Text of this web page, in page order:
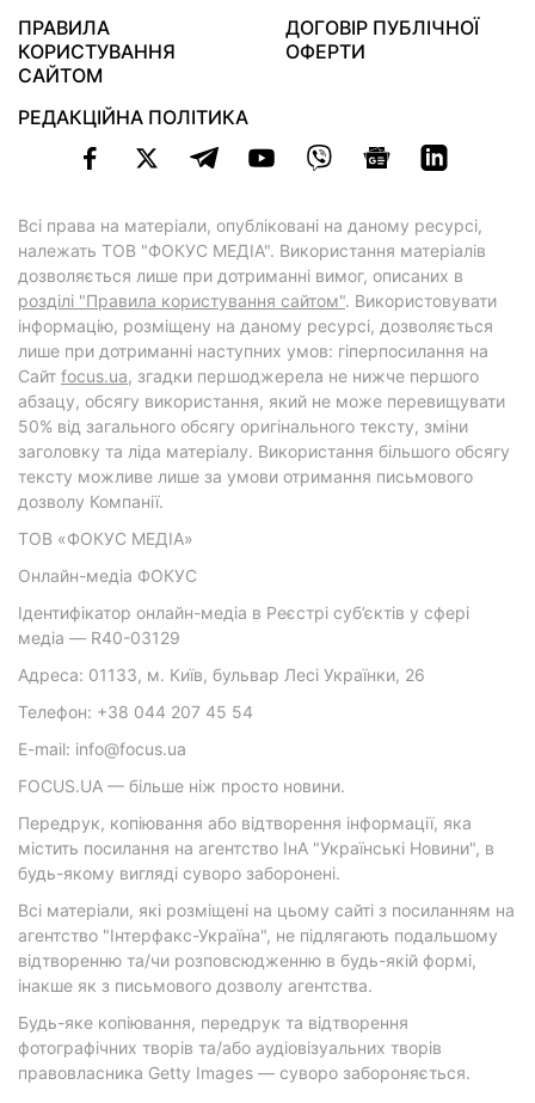
ПРАВИЛА
КОРИСТУВАННЯ
САЙТОМ
ДОГОВІР ПУБЛІЧНОЇ
ОФЕРТИ
РЕДАКЦІЙНА ПОЛІТИКА
Всі права на матеріали, опубліковані на даному ресурсі,
належать ТОВ "ФОКУС МЕДІА". Використання матеріалів
дозволяється лише при дотриманні вимог, описаних в
розділі "Правила користування сайтом". Використовувати
інформацію, розміщену на даному ресурсі, дозволяється
лише при дотриманні наступних умов: гіперпосилання на
Cайт focus.ua, згадки першоджерела не нижче першого
абзацу, обсягу використання, який не може перевищувати
50% від загального обсягу оригінального тексту, зміни
заголовку та ліда матеріалу. Використання більшого обсягу
тексту можливе лише за умови отримання письмового
дозволу Компанії.
ТОВ «ФОКУС МЕДІА»
Онлайн-медіа ФОКУС
Ідентифікатор онлайн-медіа в Реєстрі суб’єктів у сфері
медіа — R40-03129
Адреса: 01133, м. Київ, бульвар Лесі Українки, 26
Телефон: +38 044 207 45 54
E-mail: info@focus.ua
FOCUS.UA — більше ніж просто новини.
Передрук, копіювання або відтворення інформації, яка
містить посилання на агентство ІнА "Українські Новини", в
будь-якому вигляді суворо заборонені.
Всі матеріали, які розміщені на цьому сайті з посиланням на
агентство "Інтерфакс-Україна", не підлягають подальшому
відтворенню та/чи розповсюдженню в будь-якій формі,
інакше як з письмового дозволу агентства.
Будь-яке копіювання, передрук та відтворення
фотографічних творів та/або аудіовізуальних творів
правовласника Getty Images — суворо забороняється.